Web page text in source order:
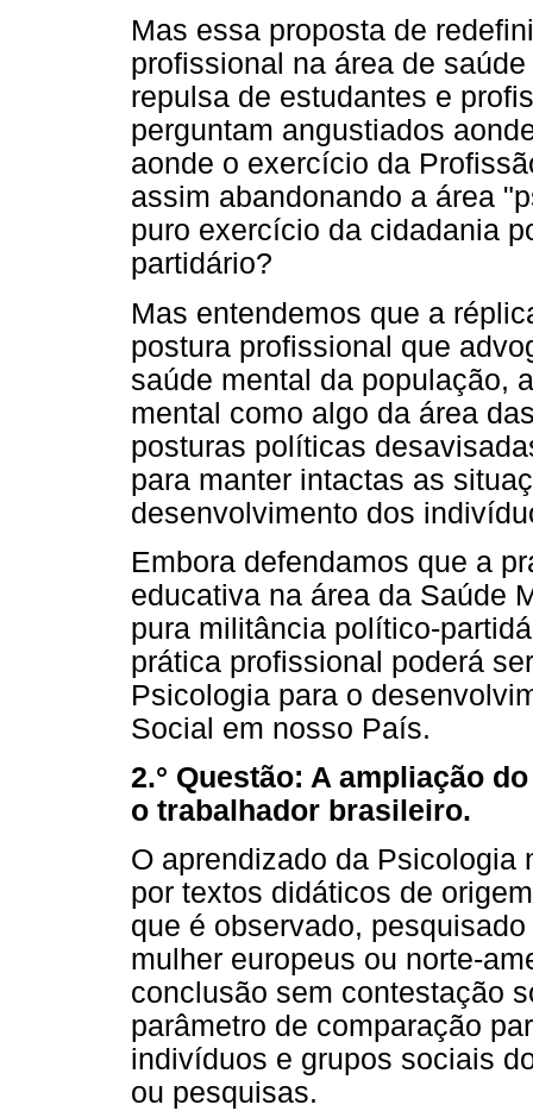
Mas essa proposta de
profissional na área de
repulsa de estudantes e
perguntam angustiados
aonde o exercício da
assim abandonando a área
puro exercício da cidadania
partidário?
Mas entendemos que a
postura profissional que
saúde mental da população,
mental como algo da área
posturas políticas
para manter intactas as
desenvolvimento dos
Embora defendamos que a
educativa na área da Saúde
pura militância político-
prática profissional poderá
Psicologia para o
Social em nosso País.
2.° Questão: A ampliação
o trabalhador brasileiro.
O aprendizado da Psicologia
por textos didáticos de
que é observado,
mulher europeus ou norte-
conclusão sem contestação
parâmetro de comparação
indivíduos e grupos sociais
ou pesquisas.